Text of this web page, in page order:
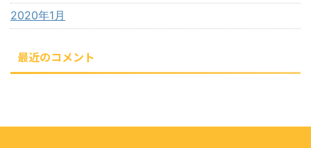
2020年1月
最近のコメント